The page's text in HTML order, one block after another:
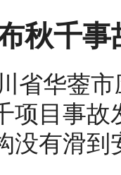
秋千
省华蓥
项目事
没有滑